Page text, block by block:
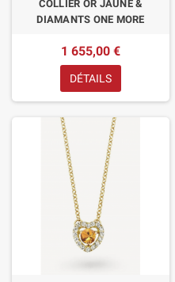
COLLIER OR JAUNE &
DIAMANTS ONE MORE
1 655,00 €
DÉTAILS